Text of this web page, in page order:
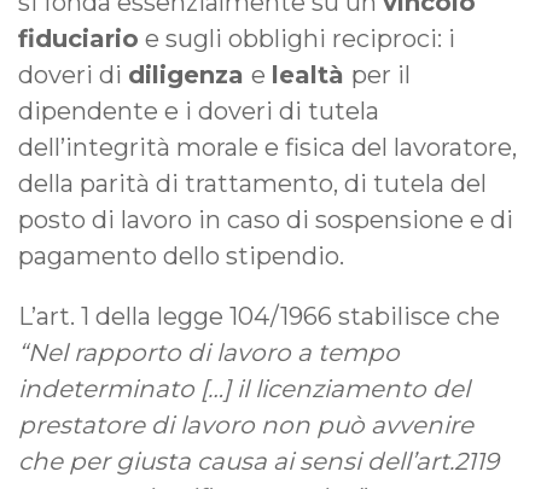
fiduciario e sugli obblighi reciproci: i
doveri di diligenza e lealtà per il
dipendente e i doveri di tutela
dell’integrità morale e fisica del lavoratore,
della parità di trattamento, di tutela del
posto di lavoro in caso di sospensione e di
pagamento dello stipendio.
L’art. 1 della legge 104/1966 stabilisce che
“Nel rapporto di lavoro a tempo
indeterminato […] il licenziamento del
prestatore di lavoro non può avvenire
che per giusta causa ai sensi dell’art.2119